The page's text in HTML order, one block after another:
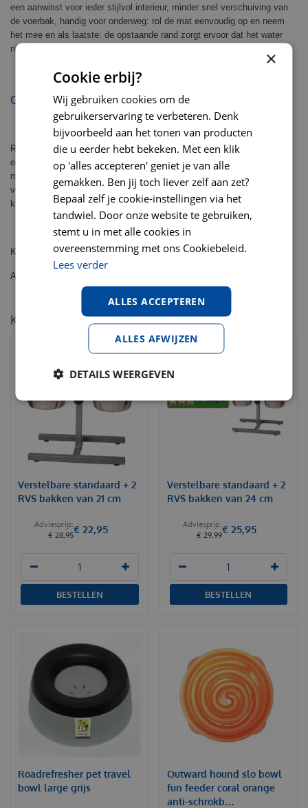
een aanwinst voor ieder stijlvol interieur, minder snel verschuiving van
de voerbak, handig voor onderweg: rol de mat eenvoudig op en neem
het mee en als laatste: de opstaande rand zorgt ervoor dat het water
niet van de placemat afloopt.
GEBRUIKSADVIES EN VEILIGHEID
Reinig de Disctrict 70 Serve Placemat regelmatig onder de kraan of in
een sopje, bij ernstige vervuiling kan hij in de vaatwasser. Vervang de
mat als hij beschadigd is, om schade voor uw huisdier of uzelf te
voorkomen. Niet bedoeld voor menselijk gebruik, niet bedoeld als
kinderspeelgoed.
Kleur: donker grijs
Afmeting: 50x35 cm
KIJK OOK EENS NAAR:
Verstelbare standaard + 2
RVS bakken van 21 cm
€ 28,95€ 22,95
BESTELLEN
Verstelbare standaard + 2
RVS bakken van 24 cm
€ 29,99€ 25,95
BESTELLEN
Roadrefresher pet travel
bowl large grijs
Outward hound slo bowl
fun feeder coral orange
anti-schrokb…
×
Cookie erbij?
Wij gebruiken cookies om de
gebruikerservaring te verbeteren. Denk
bijvoorbeeld aan het tonen van producten
die u eerder hebt bekeken. Met een klik
op 'alles accepteren' geniet je van alle
gemakken. Ben jij toch liever zelf aan zet?
Bepaal zelf je cookie-instellingen via het
tandwiel. Door onze website te gebruiken,
stemt u in met alle cookies in
overeenstemming met ons Cookiebeleid.
Lees verder
ALLES ACCEPTEREN
ALLES AFWIJZEN
DETAILS WEERGEVEN